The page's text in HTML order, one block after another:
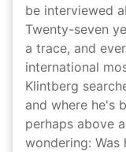
be interviewed
Twenty-seven
a trace, and
international
Klintberg
and where he's
perhaps above
wondering: Was